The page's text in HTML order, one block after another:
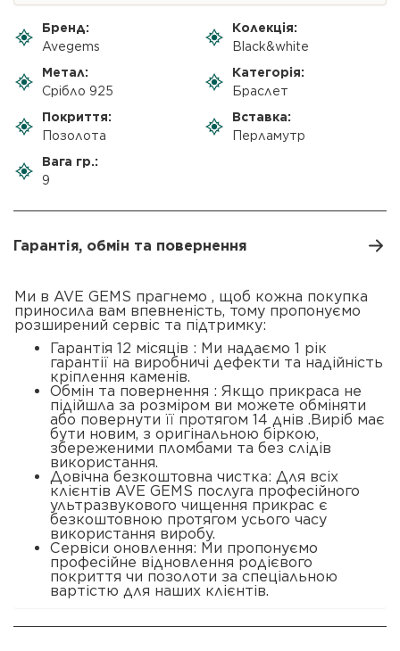
Бренд:
Avegems
Колекція:
Black&white
Метал:
Срібло 925
Категорія:
Браслет
Покриття:
Позолота
Вставка:
Перламутр
Вага гр.:
9
Гарантія, обмін та повернення
Ми в AVE GEMS прагнемо , щоб кожна покупка
приносила вам впевненість, тому пропонуємо
розширений сервіс та підтримку:
Гарантія 12 місяців : Ми надаємо 1 рік
гарантії на виробничі дефекти та надійність
кріплення каменів.
Обмін та повернення : Якщо прикраса не
підійшла за розміром ви можете обміняти
або повернути її протягом 14 днів .Виріб має
бути новим, з оригінальною біркою,
збереженими пломбами та без слідів
використання.
Довічна безкоштовна чистка: Для всіх
клієнтів AVE GEMS послуга професійного
ультразвукового чищення прикрас є
безкоштовною протягом усього часу
використання виробу.
Сервіси оновлення: Ми пропонуємо
професійне відновлення родієвого
покриття чи позолоти за спеціальною
вартістю для наших клієнтів.